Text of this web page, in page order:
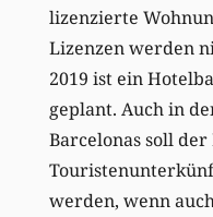
lizenzierte
Lizenzen werden
2019 ist ein
geplant. Auch in
Barcelonas soll der
werden, wenn